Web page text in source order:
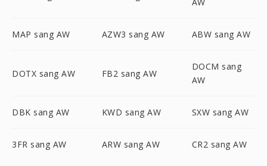
MAP sang AW AZW3 sang AW ABW sang AW
DOTX sang AW FB2 sang AW
DOCM sang
AW
DBK sang AW KWD sang AW SXW sang AW
3FR sang AW ARW sang AW CR2 sang AW